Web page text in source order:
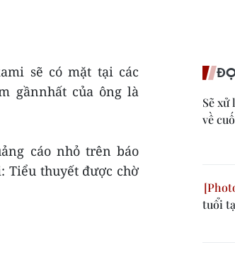
sẽ có mặt tại các
gầnnhất của ông là
cáo nhỏ trên báo
Tiểu thuyết được chờ
Sẽ
về
tuổi